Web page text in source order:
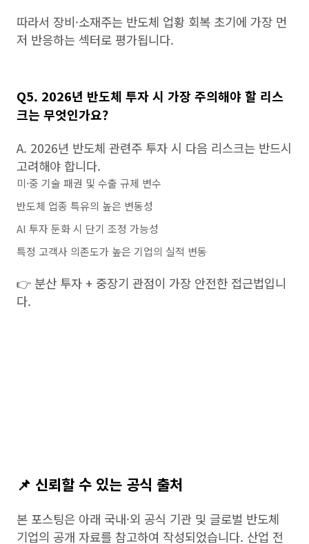
따라서 장비·소재주는 반도체 업황 회복 초기에 가장 먼
저 반응하는 섹터로 평가됩니다.
Q5. 2026년 반도체 투자 시 가장 주의해야 할 리스
크는 무엇인가요?
A. 2026년 반도체 관련주 투자 시 다음 리스크는 반드시
고려해야 합니다.
미·중 기술 패권 및 수출 규제 변수
반도체 업종 특유의 높은 변동성
AI 투자 둔화 시 단기 조정 가능성
특정 고객사 의존도가 높은 기업의 실적 변동
👉 분산 투자 + 중장기 관점이 가장 안전한 접근법입니
다.
📌 신뢰할 수 있는 공식 출처
본 포스팅은 아래 국내·외 공식 기관 및 글로벌 반도체
기업의 공개 자료를 참고하여 작성되었습니다. 산업 전